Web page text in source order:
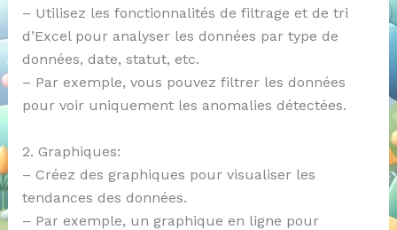
– Utilisez les fonctionnalités de filtrage et de tri
d’Excel pour analyser les données par type de
données, date, statut, etc.
– Par exemple, vous pouvez filtrer les données
pour voir uniquement les anomalies détectées.
2. Graphiques:
– Créez des graphiques pour visualiser les
tendances des données.
– Par exemple, un graphique en ligne pour